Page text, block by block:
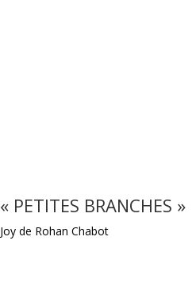
« PETITES BRANCHES »
Joy de Rohan Chabot